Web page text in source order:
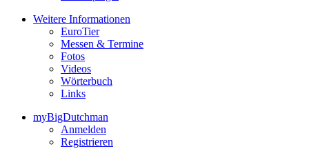
Weitere Informationen
EuroTier
Messen & Termine
Fotos
Videos
Wörterbuch
Links
myBigDutchman
Anmelden
Registrieren